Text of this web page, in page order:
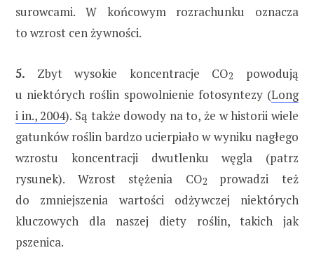
surowcami. W końcowym rozrachunku oznacza
to wzrost cen żywności.
5. Zbyt wysokie koncentracje CO2
powodują
u niektórych roślin spowolnienie fotosyntezy (Long
i in., 2004). Są także dowody na to, że w historii wiele
gatunków roślin bardzo ucierpiało w wyniku nagłego
wzrostu koncentracji dwutlenku węgla (patrz
rysunek). Wzrost stężenia CO2 prowadzi też
do zmniejszenia wartości odżywczej niektórych
kluczowych dla naszej diety roślin, takich jak
pszenica.